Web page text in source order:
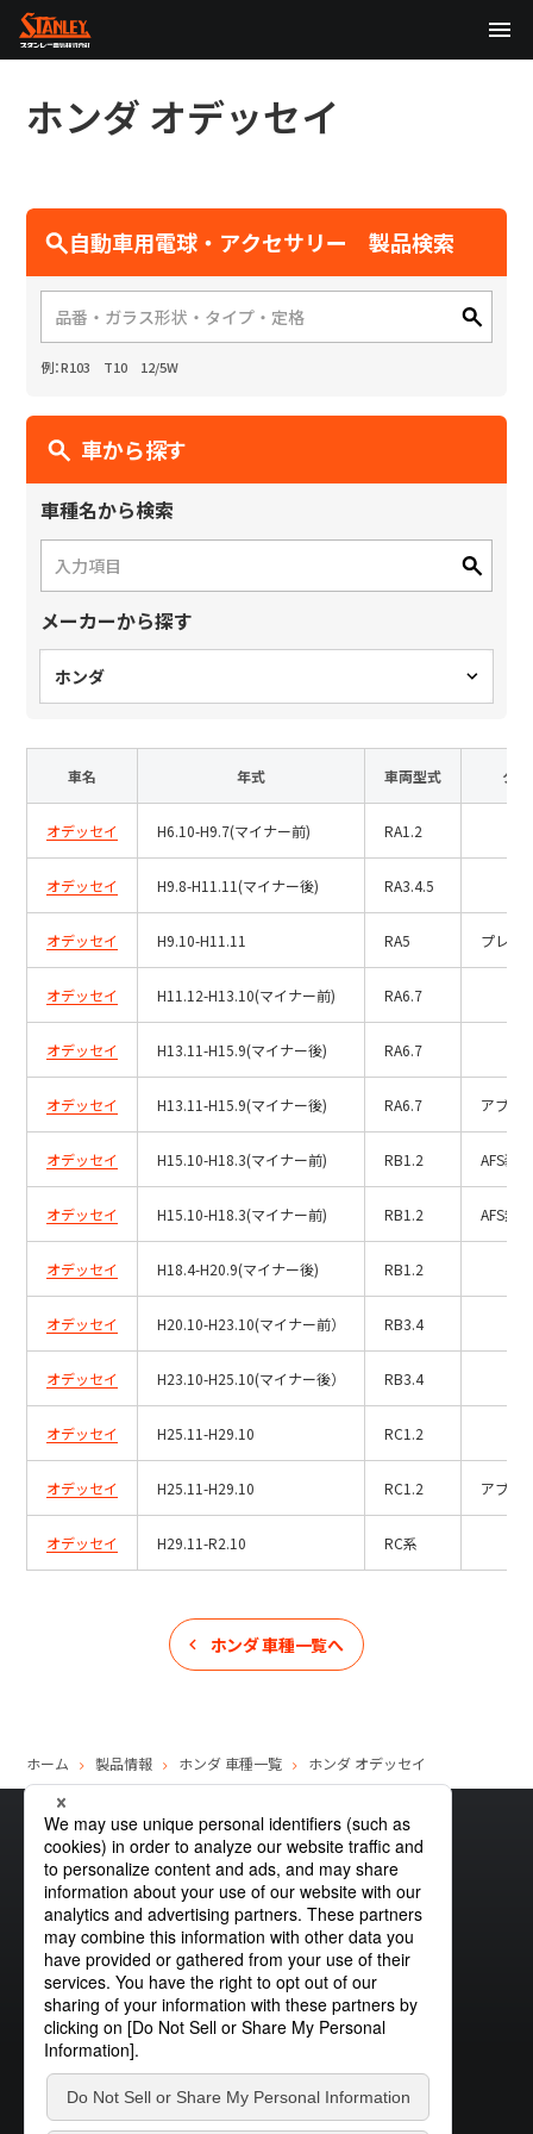
日本語
お問い合わせ
サイト内検索
製品検索
全て
企業情報
製品情報
テクノロジー
サステナビリティ
株主・投資家情報
ニュース
採用情報
ホンダ オデッセイ
自動車用電球・アクセサリー 製品検索
例：R103 T10 12/5W
車から探す
車種名から検索
メーカーから探す
ホンダ
車名 年式 車両型式 タ
オデッセイ H6.10-H9.7(マイナー前) RA1.2
オデッセイ H9.8-H11.11(マイナー後) RA3.4.5
オデッセイ H9.10-H11.11 RA5 プレス
オデッセイ H11.12-H13.10(マイナー前) RA6.7
オデッセイ H13.11-H15.9(マイナー後) RA6.7
オデッセイ H13.11-H15.9(マイナー後) RA6.7 アブソ
オデッセイ H15.10-H18.3(マイナー前) RB1.2 AFS装
オデッセイ H15.10-H18.3(マイナー前) RB1.2 AFS無
オデッセイ H18.4-H20.9(マイナー後) RB1.2
オデッセイ H20.10-H23.10(マイナー前） RB3.4
オデッセイ H23.10-H25.10(マイナー後） RB3.4
オデッセイ H25.11-H29.10 RC1.2
オデッセイ H25.11-H29.10 RC1.2 アブソ
オデッセイ H29.11-R2.10 RC系
ホンダ車種一覧へ
ホーム 製品情報 ホンダ 車種一覧 ホンダ オデッセイ
サイトマップ グローバルプライバシーポリシー
クッキーポリシーサイトポリシーお問い合わせ